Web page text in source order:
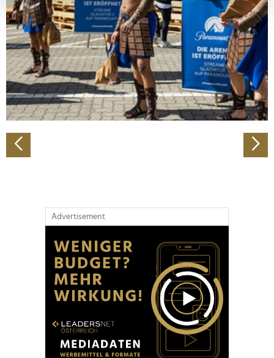
Erfahren Sie mehr darüber, wie Ihre persönlichen Daten
verarbeitet werden, und legen Sie Ihre Präferenzen im
Abschnitt Einzelheitenfest.
Wir verwenden Cookies, um Inhalte und Anzeigen zu
personalisieren, Funktionen für soziale Medien anbieten
zu können und die Zugriffe auf unsere Website zu
analysieren. Außerdem geben wir Informationen zu Ihrer
Verwendung unserer Website an unsere Partner für
soziale Medien, Werbung und Analysen weiter. Unsere
Partner führen diese Informationen möglicherweise mit
Advertisement